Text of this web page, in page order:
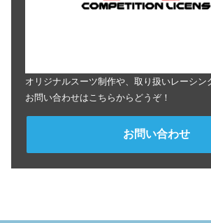
オリジナルスーツ制作や、取り扱いレーシン
お問い合わせはこちらからどうぞ！
お問い合わせ